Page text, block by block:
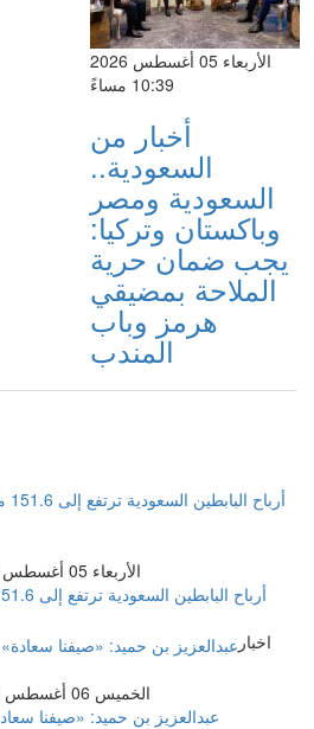
الأربعاء 05 أغسطس 2026
10:39 مساءً
أخبار من
السعودية..
السعودية ومصر
وباكستان وتركيا:
يجب ضمان حرية
الملاحة بمضيقي
هرمز وباب
المندب
الأربعاء 05 أغسطس 2026 09:38 مساءً
اخبار
الخميس 06 أغسطس 2026 02:14 صباحاً
عبدالعزيز بن حميد: «صيفنا